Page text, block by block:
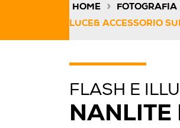
HOME » FOTOGRAFIA
LUCE& ACCESSORIO
FLASH E
NANLITE